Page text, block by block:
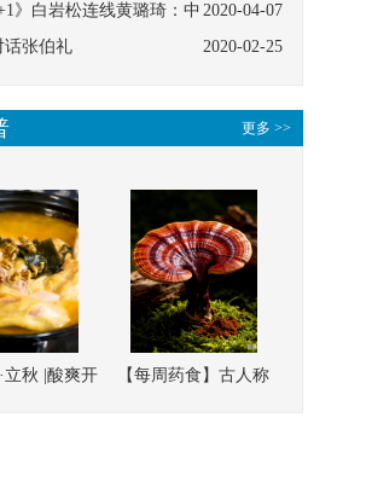
2020-04-07
》白岩松连线黄璐琦：中
临床效果
2020-02-25
话张伯礼
更多 >>
立秋 |酸爽开
【每周药食】古人称